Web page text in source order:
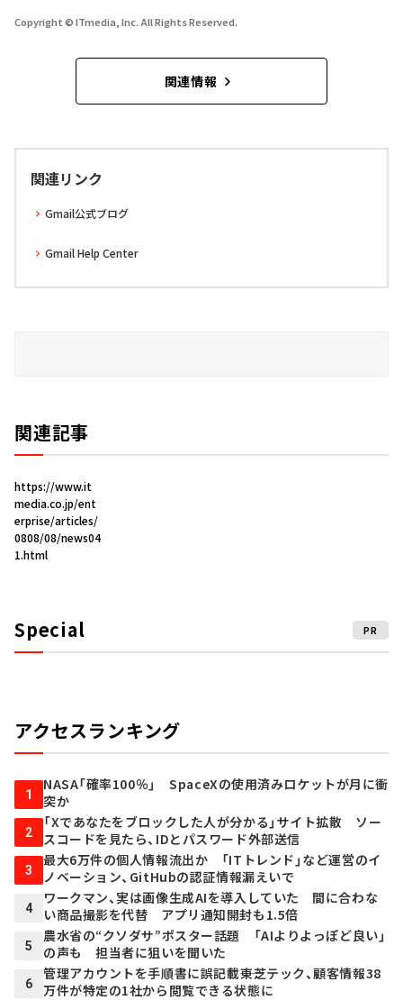
Copyright © ITmedia, Inc. All Rights Reserved.
関連情報
関連リンク
Gmail公式ブログ
Gmail Help Center
関連記事
https://www.it
media.co.jp/ent
erprise/articles/
0808/08/news04
1.html
Special PR
アクセスランキング
1
NASA「確率100％」 SpaceXの使用済みロケットが月に衝
突か
2
「Xであなたをブロックした人が分かる」サイト拡散 ソー
スコードを見たら、IDとパスワード外部送信
3
最大6万件の個人情報流出か 「ITトレンド」など運営のイ
ノベーション、GitHubの認証情報漏えいで
4
ワークマン、実は画像生成AIを導入していた 間に合わな
い商品撮影を代替 アプリ通知開封も1.5倍
5
農水省の“クソダサ”ポスター話題 「AIよりよっぽど良い」
の声も 担当者に狙いを聞いた
6
管理アカウントを手順書に誤記載――東芝テック、顧客情報38
万件が特定の1社から閲覧できる状態に